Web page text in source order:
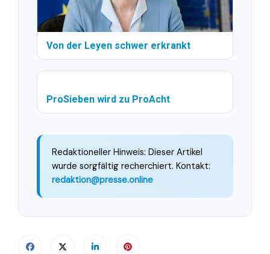
Von der Leyen schwer erkrankt
ProSieben wird zu ProAcht
Redaktioneller Hinweis: Dieser Artikel
wurde sorgfältig recherchiert. Kontakt:
redaktion@presse.online